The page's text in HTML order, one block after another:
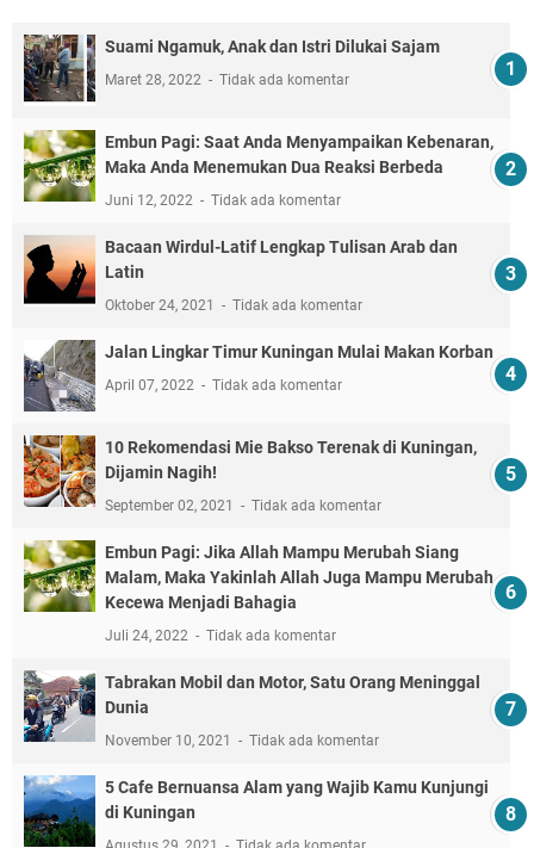
Suami Ngamuk, Anak dan Istri Dilukai Sajam
Maret 28, 2022 Tidak ada komentar
Embun Pagi: Saat Anda Menyampaikan Kebenaran,
Maka Anda Menemukan Dua Reaksi Berbeda
Juni 12, 2022 Tidak ada komentar
Bacaan Wirdul-Latif Lengkap Tulisan Arab dan
Latin
Oktober 24, 2021 Tidak ada komentar
Jalan Lingkar Timur Kuningan Mulai Makan Korban
April 07, 2022 Tidak ada komentar
10 Rekomendasi Mie Bakso Terenak di Kuningan,
Dijamin Nagih!
September 02, 2021 Tidak ada komentar
Embun Pagi: Jika Allah Mampu Merubah Siang
Malam, Maka Yakinlah Allah Juga Mampu Merubah
Kecewa Menjadi Bahagia
Juli 24, 2022 Tidak ada komentar
Tabrakan Mobil dan Motor, Satu Orang Meninggal
Dunia
November 10, 2021 Tidak ada komentar
5 Cafe Bernuansa Alam yang Wajib Kamu Kunjungi
di Kuningan